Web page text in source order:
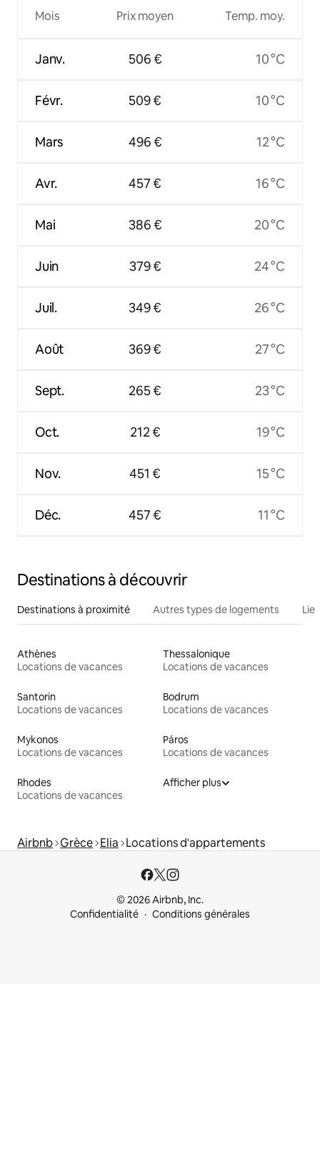
Mois
Janv.
Févr.
Mars
Avr.
Mai
Juin
Juil.
Août
Sept.
Oct.
Nov.
Déc.
Prix moyen
506 €
509 €
496 €
457 €
386 €
379 €
349 €
369 €
265 €
212 €
451 €
457 €
Temp. moy.
10 °C
10 °C
12 °C
16 °C
20 °C
24 °C
26 °C
27 °C
23 °C
19 °C
15 °C
11 °C
Destinations à découvrir
Destinations à proximité Autres types de logements
Athènes
Locations de vacances
Thessalonique
Locations de vacances
Santorin
Locations de vacances
Bodrum
Locations de vacances
Mykonos
Locations de vacances
Páros
Locations de vacances
Rhodes
Locations de vacances
Afficher plus
Airbnb Grèce Elia Locations d'appartements
© 2026 Airbnb, Inc.
Confidentialité
Conditions générales